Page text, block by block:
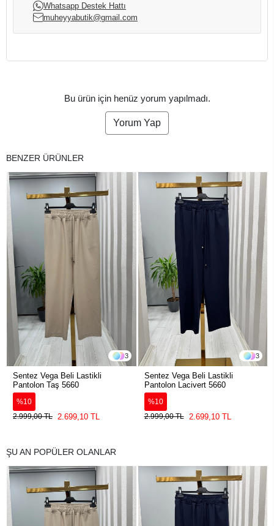
Whatsapp Destek Hattı
muheyyabutik@gmail.com
Bu ürün için henüz yorum yapılmadı.
Yorum Yap
BENZER ÜRÜNLER
3
Sentez Vega Beli Lastikli
Pantolon Taş 5660
%10
2.999,00 TL
2.699,10 TL
3
Sentez Vega Beli Lastikli
Pantolon Lacivert 5660
%10
2.999,00 TL
2.699,10 TL
ŞU AN POPÜLER OLANLAR